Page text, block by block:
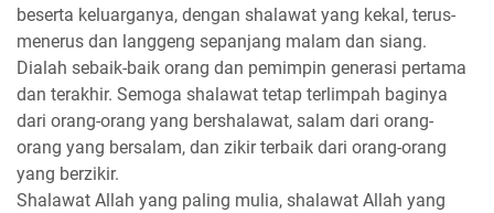
beserta keluarganya, dengan shalawat yang kekal, terus-
menerus dan langgeng sepanjang malam dan siang.
Dialah sebaik-baik orang dan pemimpin generasi pertama
dan terakhir. Semoga shalawat tetap terlimpah baginya
dari orang-orang yang bershalawat, salam dari orang-
orang yang bersalam, dan zikir terbaik dari orang-orang
yang berzikir.
Shalawat Allah yang paling mulia, shalawat Allah yang